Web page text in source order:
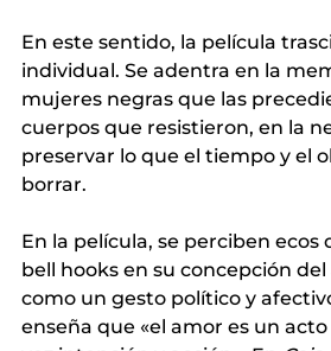
En este sentido, la película
individual. Se adentra en la
mujeres negras que las
cuerpos que resistieron, en la
preservar lo que el tiempo y el
borrar.
En la película, se perciben ecos
bell hooks en su concepción
como un gesto político y
enseña que «el amor es un